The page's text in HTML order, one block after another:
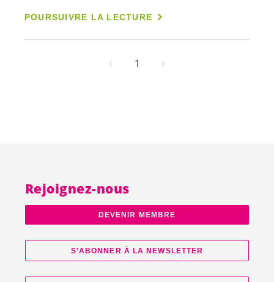
POURSUIVRE LA LECTURE
1
Rejoignez-nous
DEVENIR MEMBRE
S’ABONNER À LA NEWSLETTER